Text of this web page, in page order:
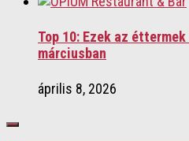
Top 10: Ezek az
márciusban
április 8, 2026